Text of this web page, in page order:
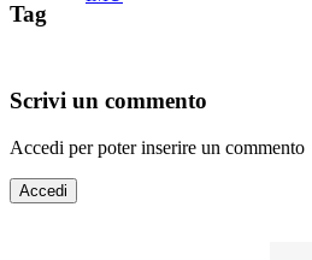
Tag
Scrivi un commento
Accedi per poter inserire un commento
Accedi